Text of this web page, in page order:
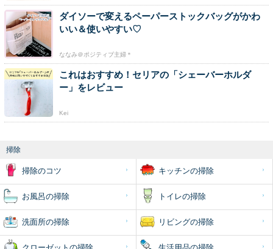
ダイソーで変えるペーパーストックバッグがかわ
いい＆使いやすい♡
ななみ＠ポジティブ主婦＊
これはおすすめ！セリアの「シェーバーホルダ
ー」をレビュー
Kei
掃除
掃除のコツ キッチンの掃除
お風呂の掃除 トイレの掃除
洗面所の掃除 リビングの掃除